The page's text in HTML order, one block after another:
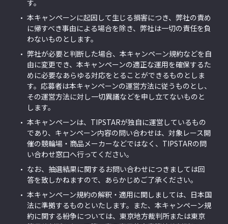
す。
本キャンペーンに起因して生じる損害につき、弊社の責め
に帰すべき事由による場合を除き、弊社は一切の責任を負
わないものとします。
弊社が必要と判断した場合、本キャンペーン規約などを自
由に変更でき、本キャンペーンの適正な運用を確保するた
めに必要なあらゆる対応をとることができるものとしま
す。応募者は本キャンペーンの運営方法に従うものとし、
その運営方法に対し一切異議などを申し立てないものと
します。
本キャンペーンは、TIPSTARが独自に運営しているもの
であり、キャンペーン内容の問い合わせは、対象レース開
催の競輪場・商品メーカーなどではなく、TIPSTARの問
い合わせ窓口へ行ってください。
なお、抽選結果に関するお問い合わせにつきましては回
答を致しかねますので、あらかじめご了承ください。
本キャンペーン規約の解釈・適用に関しましては、日本国
法に準拠するものといたします。また、本キャンペーン規
約に関する紛争については、東京地方裁判所または東京